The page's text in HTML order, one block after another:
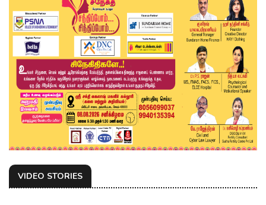
VIDEO STORIES